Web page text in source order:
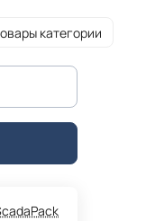
категории